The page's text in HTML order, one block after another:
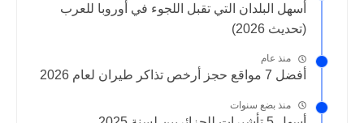
أسهل البلدان التي تقبل اللجوء في أوروبا للعرب
(تحديث 2026)
منذ عام
أفضل 7 مواقع حجز أرخص تذاكر طيران لعام 2026
منذ بضع سنوات